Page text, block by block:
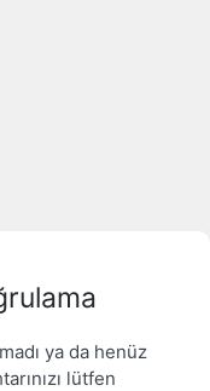
ya da henüz
lütfen